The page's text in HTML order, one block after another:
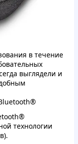
в течение
выглядели и
технологии